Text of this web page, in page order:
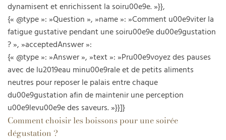
dynamisent et enrichissent la soiru00e9e. »}},
{« @type »: »Question », »name »: »Comment u00e9viter la
fatigue gustative pendant une soiru00e9e du00e9gustation
? », »acceptedAnswer »:
{« @type »: »Answer », »text »: »Pru00e9voyez des pauses
avec de lu2019eau minu00e9rale et de petits aliments
neutres pour reposer le palais entre chaque
du00e9gustation afin de maintenir une perception
u00e9levu00e9e des saveurs. »}}]}
Comment choisir les boissons pour une soirée
dégustation ?